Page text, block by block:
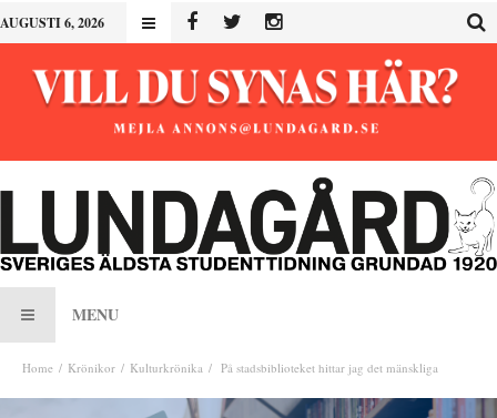
AUGUSTI 6, 2026
MENU
Home Krönikor Kulturkrönika På stadsbiblioteket hittar jag det mänskliga